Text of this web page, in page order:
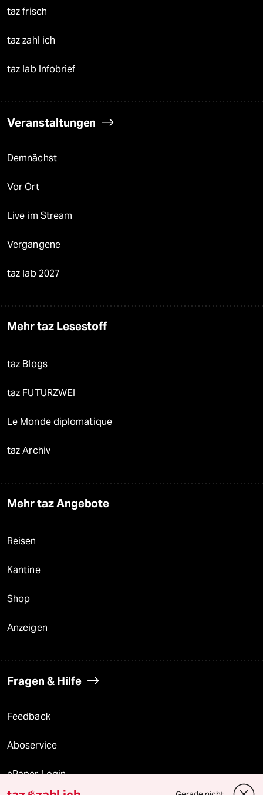
taz frisch
taz zahl ich
taz lab Infobrief
Veranstaltungen
Demnächst
Vor Ort
Live im Stream
Vergangene
taz lab 2027
Mehr taz Lesestoff
taz Blogs
taz FUTURZWEI
Le Monde diplomatique
taz Archiv
Mehr taz Angebote
Reisen
Kantine
Shop
Anzeigen
Fragen & Hilfe
Feedback
Aboservice
ePaper Login